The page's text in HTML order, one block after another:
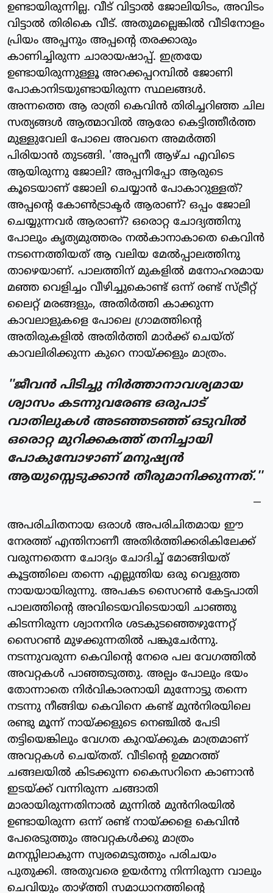
ഉണ്ടായിരുന്നില്ല. വീട് വിട്ടാല്‍ ജോലിയിടം, അവിടം
വിട്ടാല്‍ തിരികെ വീട്. അതുമല്ലെങ്കില്‍ വീടിനോളം
പ്രിയം അപ്പനും അപ്പന്റെ തരക്കാരും
കാണിച്ചിരുന്ന ചാരായഷാപ്പ്. ഇത്രയേ
ഉണ്ടായിരുന്നുള്ളൂ അറക്കപ്പറമ്പില്‍ ജോണി
പോകാനിടയുണ്ടായിരുന്ന സ്ഥലങ്ങള്‍.
അന്നത്തെ ആ രാത്രി കെവിന്‍ തിരിച്ചറിഞ്ഞ ചില
സത്യങ്ങള്‍ ആത്മാവില്‍ ആരോ കെട്ടിത്തീര്‍ത്ത
മുള്ളുവേലി പോലെ അവനെ അമര്‍ത്തി
പിരിയാന്‍ തുടങ്ങി. 'അപ്പനീ ആഴ്ച എവിടെ
ആയിരുന്നു ജോലി? അപ്പനിപ്പോ ആരുടെ
കൂടെയാണ് ജോലി ചെയ്യാന്‍ പോകാറുള്ളത്?
അപ്പന്റെ കോണ്‍ട്രാക്ടര്‍ ആരാണ്? ഒപ്പം ജോലി
ചെയ്യുന്നവര്‍ ആരാണ്? ഒരൊറ്റ ചോദ്യത്തിനു
പോലും കൃത്യമുത്തരം നല്‍കാനാകാതെ കെവിന്‍
നടന്നെത്തിയത് ആ വലിയ മേല്‍പ്പാലത്തിനു
താഴെയാണ്. പാലത്തിന് മുകളില്‍ മനോഹരമായ
മഞ്ഞ വെളിച്ചം വീഴിച്ചുകൊണ്ട് ഒന്ന് രണ്ട് സ്ട്രീറ്റ്
ലൈറ്റ് മരങ്ങളും, അതിര്‍ത്തി കാക്കുന്ന
കാവലാളുകളെ പോലെ ഗ്രാമത്തിന്റെ
അതിരുകളില്‍ അതിര്‍ത്തി മാര്‍ക്ക് ചെയ്ത്
കാവലിരിക്കുന്ന കുറെ നായ്ക്കളും മാത്രം.
''ജീവന്‍ പിടിച്ചു നിര്‍ത്താനാവശ്യമായ
ശ്വാസം കടന്നുവരേണ്ട ഒരുപാട്
വാതിലുകള്‍ അടഞ്ഞടഞ്ഞ് ഒടുവില്‍
ഒരൊറ്റ മുറിക്കകത്ത് തനിച്ചായി
പോകുമ്പോഴാണ് മനുഷ്യന്‍
ആയുസ്സെടുക്കാന്‍ തീരുമാനിക്കുന്നത്.''
അപരിചിതനായ ഒരാള്‍ അപരിചിതമായ ഈ
നേരത്ത് എന്തിനാണീ അതിര്‍ത്തിക്കരികിലേക്ക്
വരുന്നതെന്ന ചോദ്യം ചോദിച്ച് മോങ്ങിയത്
കൂട്ടത്തിലെ തന്നെ എല്ലുന്തിയ ഒരു വെളുത്ത
നായയായിരുന്നു. അപകട സൈറണ്‍ കേട്ടപാതി
പാലത്തിന്റെ അവിടെയവിടെയായി ചാഞ്ഞു
കിടന്നിരുന്ന ശ്വാനനിര ശടകുടഞ്ഞെഴുന്നേറ്റ്
സൈറണ്‍ മുഴക്കുന്നതില്‍ പങ്കുചേര്‍ന്നു.
നടന്നുവരുന്ന കെവിന്റെ നേരെ പല വേഗത്തില്‍
അവറ്റകള്‍ പാഞ്ഞടുത്തു. അല്പം പോലും ഭയം
തോന്നാതെ നിര്‍വികാരനായി മുന്നോട്ടു തന്നെ
നടന്നു നീങ്ങിയ കെവിനെ കണ്ട് മുന്‍നിരയിലെ
രണ്ടു മൂന്ന് നായ്ക്കളുടെ നെഞ്ചില്‍ പേടി
തട്ടിയെങ്കിലും വേഗത കുറയ്ക്കുക മാത്രമാണ്
അവറ്റകള്‍ ചെയ്തത്. വീടിന്റെ ഉമ്മറത്ത്
ചങ്ങലയില്‍ കിടക്കുന്ന കൈസറിനെ കാണാന്‍
ഇടയ്ക്ക് വന്നിരുന്ന ചങ്ങാതി
മാരായിരുന്നതിനാല്‍ മുന്നില്‍ മുന്‍നിരയില്‍
ഉണ്ടായിരുന്ന ഒന്ന് രണ്ട് നായ്ക്കളെ കെവിന്‍
പേരെടുത്തും അവറ്റകള്‍ക്കു മാത്രം
മനസ്സിലാകുന്ന സ്വരമെടുത്തും പരിചയം
പുതുക്കി. അതുവരെ ഉയര്‍ന്നു നിന്നിരുന്ന വാലും
ചെവിയും താഴ്ത്തി സമാധാനത്തിന്റെ